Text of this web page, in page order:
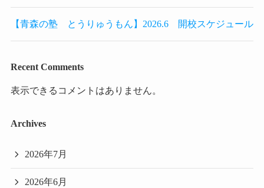
【青森の塾 とうりゅうもん】2026.6 開校スケジュール
Recent Comments
表示できるコメントはありません。
Archives
2026年7月
2026年6月